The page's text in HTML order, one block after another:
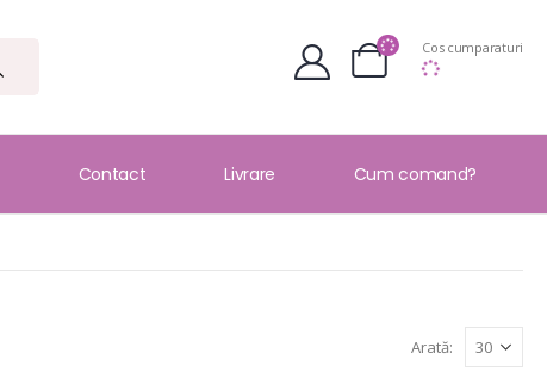
Cos cumparaturi
Contact Livrare Cum comand?
Arată: